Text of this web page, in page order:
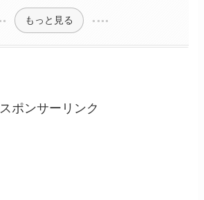
もっと見る
スポンサーリンク